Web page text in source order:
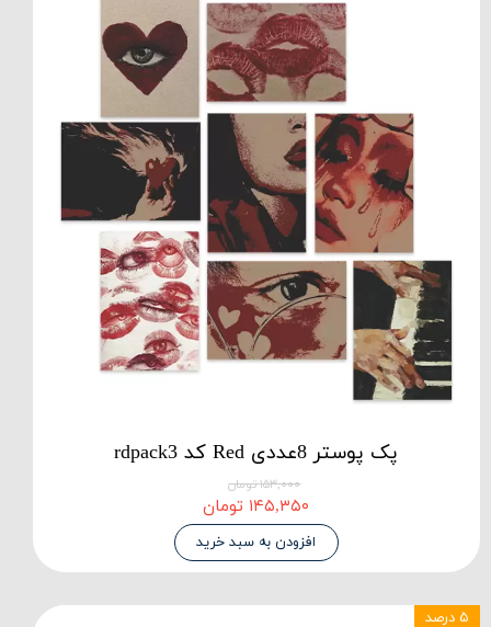
پک پوستر 8عددی Red کد rdpack3
۱۵۳,۰۰۰ تومان
۱۴۵,۳۵۰ تومان
افزودن به سبد خرید
۵ درصد